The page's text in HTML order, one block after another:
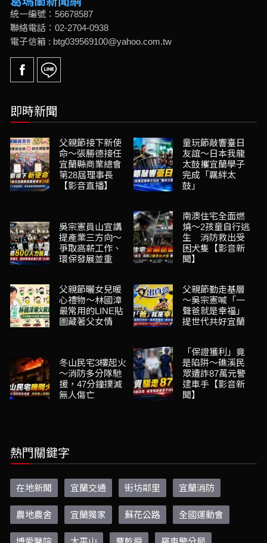
統一編號：56678587
聯絡電話：02-2704-0938
電子信箱 : btg039569100@yahoo.com.tw
即時新聞
父親節接下新使
命～張勝德接任
宜蘭縣商業總會
第28屆理事長
【影音直播】
童玩節敲響臺日
友誼～日本我龍
太鼓攜宜蘭學子
完成「羈絆太
鼓」
吳宗憲員山宣講
提產業三方向～
爭取高薪工作、
環保發展並重
南澳住宅全面燃
燒～2孩童自行逃
生 消防救出受
困犬隻【影音新
聞】
父親節曬女兒暖
心禮物～林國漳
最常用的LINE貼
圖藏著父女情
父親節勤走基層
～吳宗憲喊「一
聲爸就是幸福」
提世代共好宜蘭
冬山民宅3樓起火
～消防多分隊馳
援，47分鐘撲滅
無人傷亡
「保證獲利」竟
是陷阱～礁溪民
眾遭詐87萬元警
逮車手【影音新
聞】
熱門關鍵字
在地新聞 宜蘭交通 街坊鄰里 宜蘭消防
農地農舍 宜蘭獨家 蘇花公路 全國運動會